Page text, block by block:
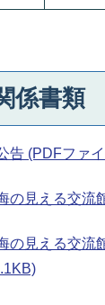
係書類
告 (PDFファ
の見える交流
の見える交流